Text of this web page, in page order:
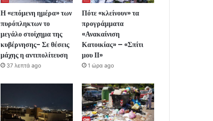
Η «επόμενη ημέρα» των
πυρόπληκτων το
μεγάλο στοίχημα της
κυβέρνησης- Σε θέσεις
μάχης η αντιπολίτευση
37 λεπτά ago
Πότε «κλείνουν» τα
προγράμματα
«Ανακαίνιση
Κατοικίας» – «Σπίτι
μου ΙΙ»
1 ώρα ago